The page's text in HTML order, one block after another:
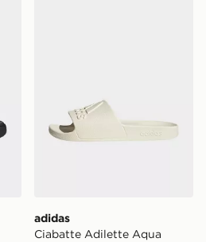
adidas
Ciabatte Adilette Aqua